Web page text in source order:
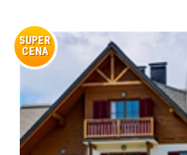
SUPER
CENA